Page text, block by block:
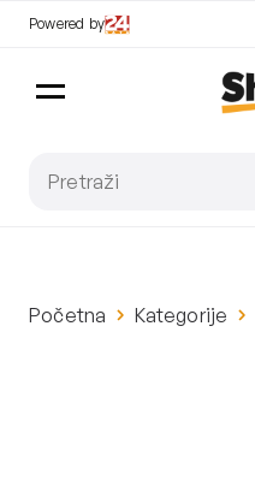
Powered by
Početna Kategorije